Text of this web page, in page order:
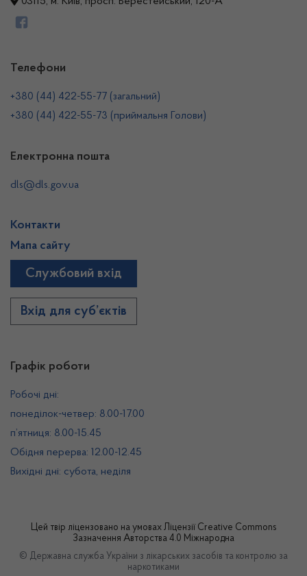
Графік роботи
Робочі дні:
понеділок-четвер: 8.00-17.00
п’ятниця: 8.00-15.45
Обідня перерва: 12.00-12.45
Вихідні дні: субота, неділя
Телефони
+380 (44) 422-55-77 (загальний)
+380 (44) 422-55-73 (приймальня Голови)
Електронна пошта
dls@dls.gov.ua
Контакти
Мапа сайту
Службовий вхід
Вхід для суб’єктів
Цей твір ліцензовано на умовах Ліцензії Creative Commons
Зазначення Авторства 4.0 Міжнародна
© Державна служба України з лікарських засобів та контролю за
наркотиками